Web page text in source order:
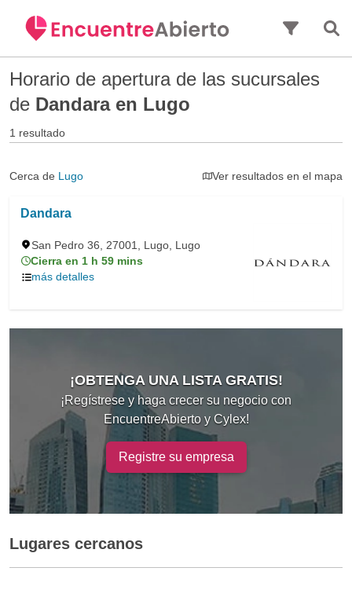
Horario de apertura de las sucursales
de Dandara en Lugo
1 resultado
Cerca de Lugo Ver resultados en el mapa
Dandara
San Pedro 36, 27001, Lugo, Lugo
Cierra en 1 h 59 mins
más detalles
¡OBTENGA UNA LISTA GRATIS!
¡Regístrese y haga crecer su negocio con
EncuentreAbierto y Cylex!
Registre su empresa
Lugares cercanos